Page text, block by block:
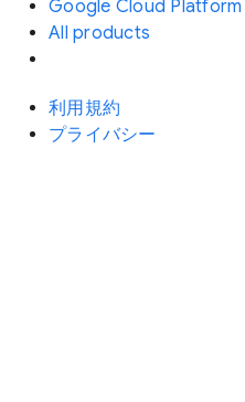
Google Cloud Platform
All products
利用規約
プライバシー